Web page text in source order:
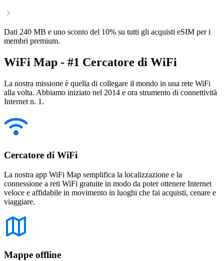
Dati 240 MB e uno sconto del 10% su tutti gli acquisti eSIM per i
membri premium.
WiFi Map - #1 Cercatore di WiFi
La nostra missione è quella di collegare il mondo in una rete WiFi
alla volta. Abbiamo iniziato nel 2014 e ora strumento di connettività
Internet n. 1.
Cercatore di WiFi
La nostra app WiFi Map semplifica la localizzazione e la
connessione a reti WiFi gratuite in modo da poter ottenere Internet
veloce e affidabile in movimento in luoghi che fai acquisti, cenare e
viaggiare.
Mappe offline